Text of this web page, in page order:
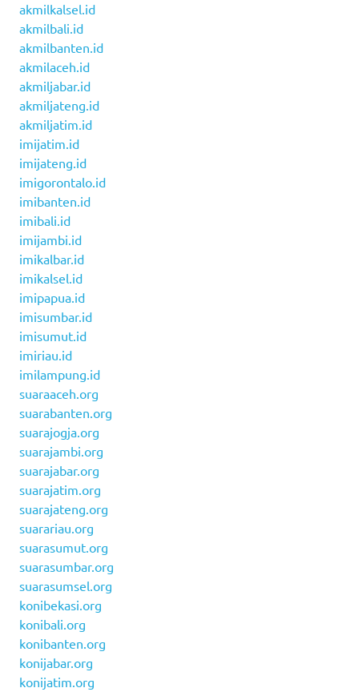
akmilkalsel.id
akmilbali.id
akmilbanten.id
akmilaceh.id
akmiljabar.id
akmiljateng.id
akmiljatim.id
imijatim.id
imijateng.id
imigorontalo.id
imibanten.id
imibali.id
imijambi.id
imikalbar.id
imikalsel.id
imipapua.id
imisumbar.id
imisumut.id
imiriau.id
imilampung.id
suaraaceh.org
suarabanten.org
suarajogja.org
suarajambi.org
suarajabar.org
suarajatim.org
suarajateng.org
suarariau.org
suarasumut.org
suarasumbar.org
suarasumsel.org
konibekasi.org
konibali.org
konibanten.org
konijabar.org
konijatim.org